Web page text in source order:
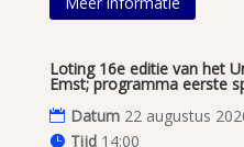
Loting 16e editie van het
Emst; programma eerste
Datum 22 augustus
Tijd 14:00